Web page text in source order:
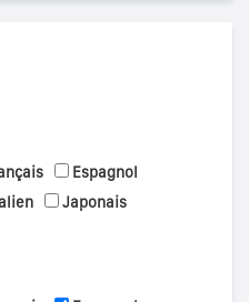
Espagnol
Japonais